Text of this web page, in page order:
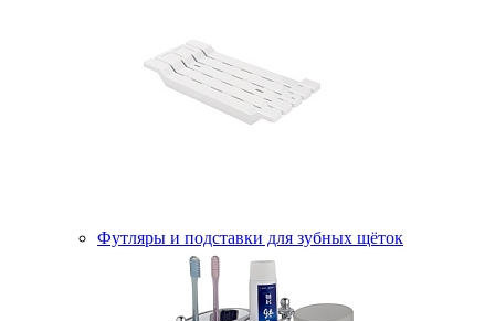
Футляры и подставки для зубных щёток